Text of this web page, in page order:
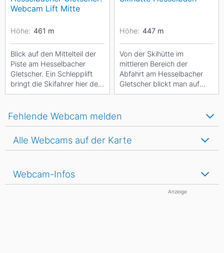
Webcam Lift Mitte
Höhe: 461 m
Blick auf den Mittelteil der
Piste am Hesselbacher
Gletscher. Ein Schlepplift
bringt die Skifahrer hier den
Berg hinauf. Eine
Höhe: 447 m
Von der Skihütte im
mittleren Bereich der
Abfahrt am Hesselbacher
Gletscher blickt man auf
den unteren Teil der Piste
Fehlende Webcam melden
Alle Webcams auf der Karte
Webcam-Infos
Anzeige